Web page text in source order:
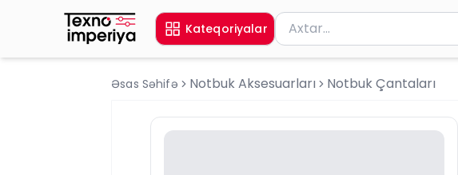
Kateqoriyalar Məhsul axtar
Axtarış üçün ən azı 2
Əsas Səhifə Notbuk Aksesuarları Notbuk Çantaları